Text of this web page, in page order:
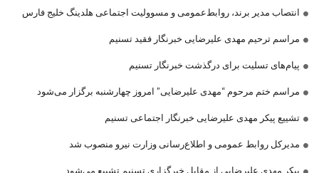
انتصاب مدیر برند، روابط‌عمومی و مسوولیت اجتماعی هلدینگ خلیج فارس
مراسم ترحیم مهدی علیرضایی خبرنگار فقید تسنیم
پیام‌های تسلیت برای درگذشت خبرنگار تسنیم
مراسم ختم مرحوم “مهدی علیرضایی” امروز چهارشنبه برگزار می‌شود
تشییع پیکر مهدی علیرضایی خبرنگار اجتماعی تسنیم
مدیرکل روابط عمومی و اطلاع‌رسانی وزارت نیرو منصوب شد
پیکر مهدی علیرضایی از مقابل خبرگزاری تسنیم تشییع می‌شود